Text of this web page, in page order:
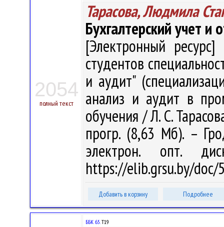
2054
полный текст
Тарасова, Людмила
Бухгалтерский учет и
[Электронный
студентов
и аудит"
анализ и аудит в
обучения / Л. С.
прогр. (8,63 Мб). –
электрон. опт.
https://elib.grsu.by/doc/
Добавить в корзину Подробнее
ББК 65.Т19